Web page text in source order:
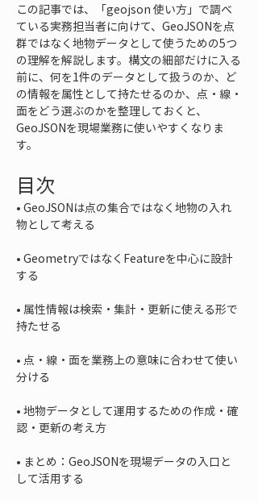
この記事では、「geojson 使い方」で調べ
ている実務担当者に向けて、GeoJSONを点
群ではなく地物データとして使うための5つ
の理解を解説します。構文の細部だけに入る
前に、何を1件のデータとして扱うのか、ど
の情報を属性として持たせるのか、点・線・
面をどう選ぶのかを整理しておくと、
GeoJSONを現場業務に使いやすくなりま
す。
目次
• GeoJSONは点の集合ではなく地物の入れ
• GeometryではなくFeatureを中心に設計
• 属性情報は検索・集計・更新に使える形で
• 点・線・面を業務上の意味に合わせて使い
• 地物データとして運用するための作成・確
• まとめ：GeoJSONを現場データの入口と
して活用する